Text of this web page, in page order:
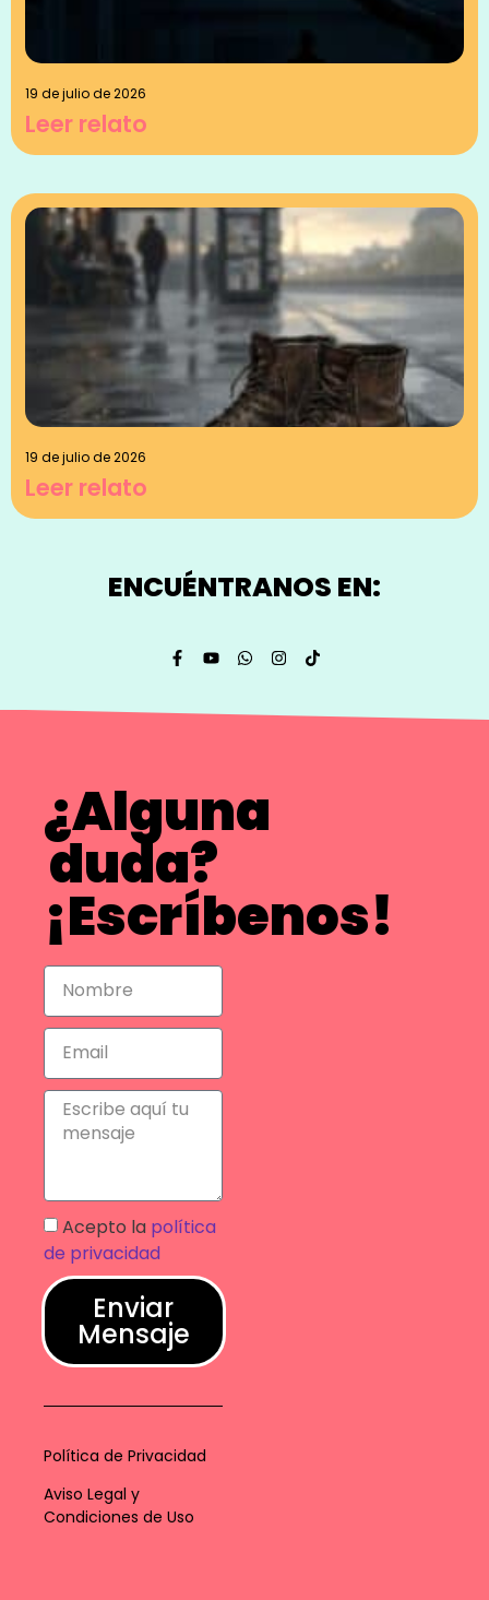
19 de julio de 2026
Leer relato
19 de julio de 2026
Leer relato
ENCUÉNTRANOS EN:
¿Alguna
duda?
¡Escríbenos!
Acepto la política
de privacidad
Enviar
Mensaje
Política de Privacidad
Aviso Legal y
Condiciones de Uso